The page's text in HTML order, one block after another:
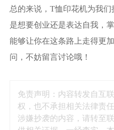
总的来说，T恤印花机为我
是想要创业还是表达自我，
能够让你在这条路上走得更
问，不妨留言讨论哦！
免责声明：内容转发自互
权，也不承担相关法律责
涉嫌抄袭的内容，请转至